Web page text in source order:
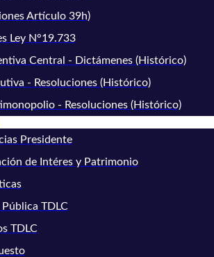
Artículo 39h)
Ley N°19.733
Central - Dictámenes (Histórico)
- Resoluciones (Histórico)
- Resoluciones (Histórico)
Presidente
de Intéres y Patrimonio
TDLC
TDLC